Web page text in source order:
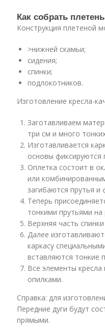
Как собрать
Конструкция плетеной
>нижней скамьи;
сидения;
спинки;
подлокотников.
Изготовление кресла-
Заготавливаем
три см и много
Изготавливается
основы фиксируются
Оплетка состоит в
или
загибаются прутья и
Теперь
тонкими прутьями на
Верхняя часть
Далее
каркасу
вставляются тонкие
Все элементы кресла
опилками.
Справка: для
Передние дуги будут
прямыми.